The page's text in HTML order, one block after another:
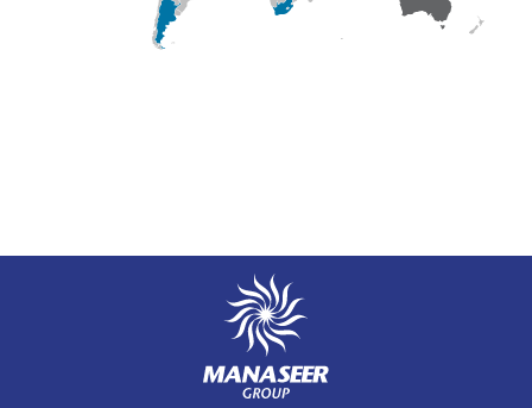
Manaseer Group, 8 круг
Короля Абдаллы II, 302
тел. +962 (6) 565-0902
факс +962 (6) 585-8549